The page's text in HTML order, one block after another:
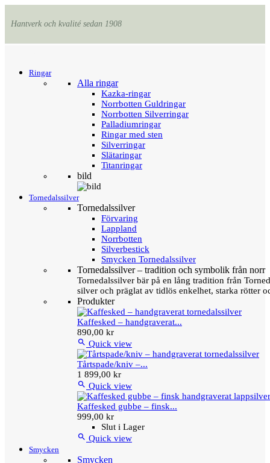
Hantverk och kvalité sedan 1908
Ringar
Alla ringar
Kazka-ringar
Norrbotten Guldringar
Norrbotten Silverringar
Palladiumringar
Ringar med sten
Silverringar
Slätaringar
Titanringar
bild
Tornedalssilver
Tornedalssilver
Förvaring
Lappland
Norrbotten
Silverbestick
Smycken Tornedalssilver
Tornedalssilver – tradition och symbolik från norr
Tornedalssilver bär på en lång tradition från
silver och präglat av tidlös enkelhet, starka rötter
Produkter
Kaffesked – handgraverat...
890,00 kr
 Quick view
Tårtspade/kniv –...
1 899,00 kr
 Quick view
Kaffesked gubbe – finsk...
999,00 kr
Slut i Lager
 Quick view
Smycken
Smycken